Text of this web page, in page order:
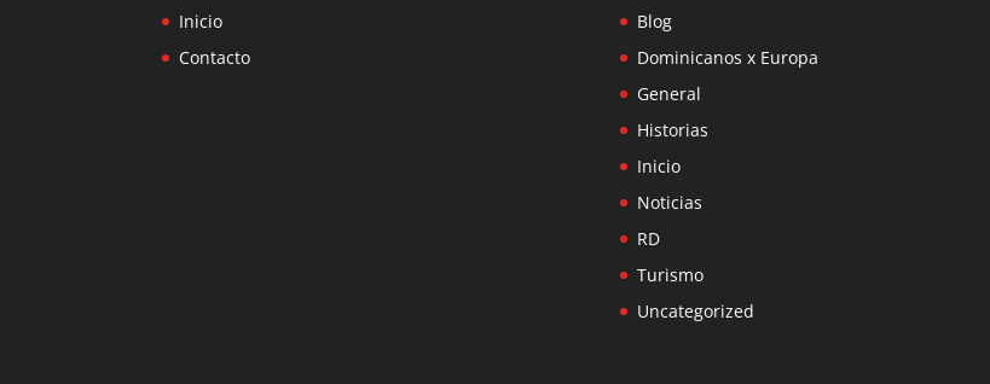
Inicio
Contacto
Blog
Dominicanos x Europa
General
Historias
Inicio
Noticias
RD
Turismo
Uncategorized